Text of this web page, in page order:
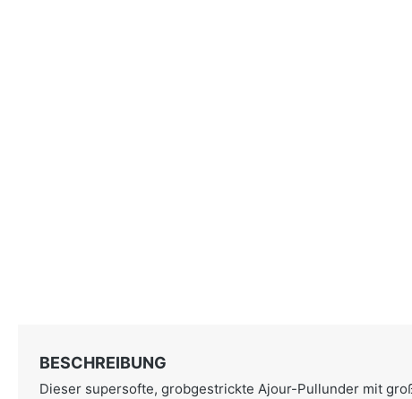
BESCHREIBUNG
Dieser supersofte, grobgestrickte Ajour-Pullunder mit